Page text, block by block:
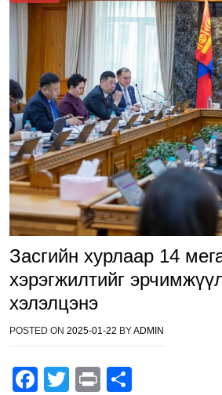
Засгийн хурлаар 14
хэрэгжилтийг
хэлэлцэнэ
POSTED ON 2025-01-22 BYADMIN
F
T
Pr